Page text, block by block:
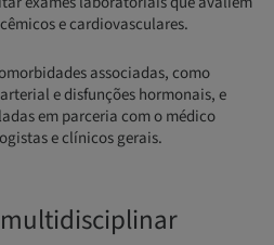
e cardiovasculares.
associadas, como
e disfunções hormonais, e
em parceria com o médico
e clínicos gerais.